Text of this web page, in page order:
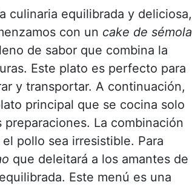
culinaria equilibrada y deliciosa,
con un cake de sémola
de sabor que combina la
Este plato es perfecto para
y transportar. A continuación,
principal que se cocina solo
La combinación
pollo sea irresistible. Para
que deleitará a los amantes de
Este menú es una